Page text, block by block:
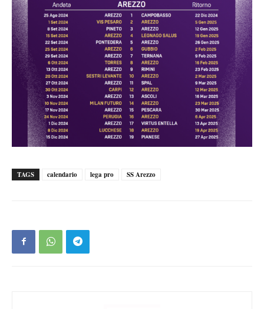
TAGS calendario lega pro SS Arezzo